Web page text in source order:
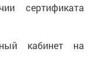
сертификата
кабинет на